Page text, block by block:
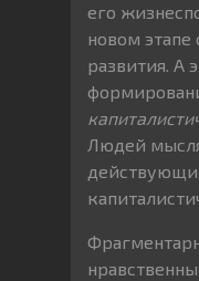
его
новом этапе
развития. А
Людей